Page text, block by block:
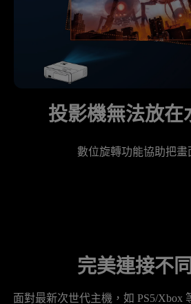
投影機無法放在
數位旋轉功能協助把畫
完美連接不
面對最新次世代主機，如 PS5/Xbox